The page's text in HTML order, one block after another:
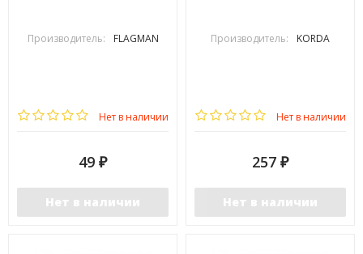
Производитель: FLAGMAN
Нет в наличии
49 ₽
Нет в наличии
Производитель: KORDA
Нет в наличии
257 ₽
Нет в наличии